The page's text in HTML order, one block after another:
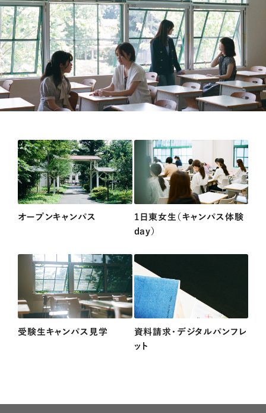
オープンキャンパス
1日東女生（キャンパス体験
day）
受験生キャンパス見学
資料請求・デジタルパンフレ
ット